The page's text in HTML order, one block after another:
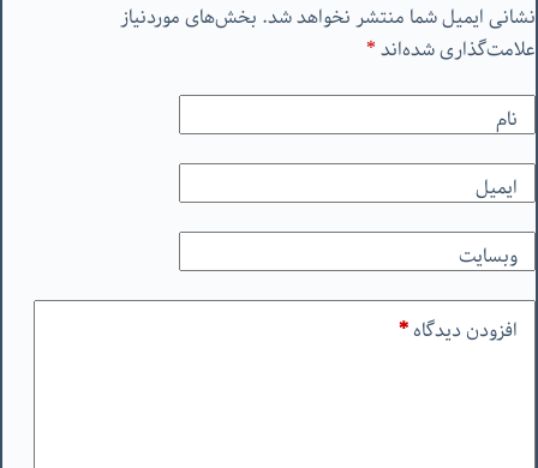
نشانی ایمیل شما منتشر نخواهد شد. بخش‌های موردنیاز
علامت‌گذاری شده‌اند*
نام
ایمیل
وبسایت
افزودن دیدگاه*